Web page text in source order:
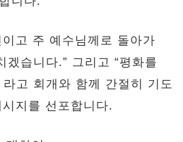
고 주 예수님께로 돌아가
겠습니다.” 그리고 “평화를
고 회개와 함께 간절히 기도
지를 선포합니다.